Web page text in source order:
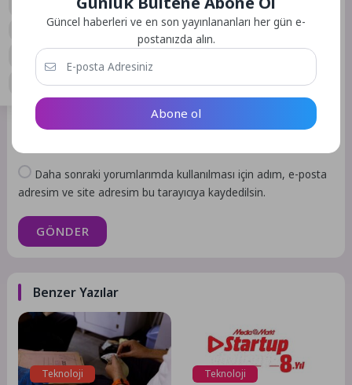
Daha sonraki yorumlarımda kullanılması için adım, e-posta
adresim ve site adresim bu tarayıcıya kaydedilsin.
GÖNDER
Benzer Yazılar
Teknoloji Teknoloji
Güncel haberleri ve en son yayınlananları her gün e-
postanızda alın.
Abone ol